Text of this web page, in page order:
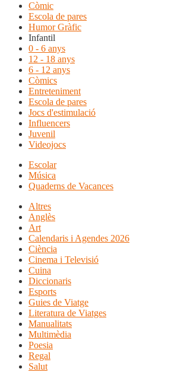
Còmic
Escola de pares
Humor Gràfic
Infantil
0 - 6 anys
12 - 18 anys
6 - 12 anys
Còmics
Entreteniment
Escola de pares
Jocs d'estimulació
Influencers
Juvenil
Videojocs
Escolar
Música
Quaderns de Vacances
Altres
Anglès
Art
Calendaris i Agendes 2026
Ciència
Cinema i Televisió
Cuina
Diccionaris
Esports
Guies de Viatge
Literatura de Viatges
Manualitats
Multimèdia
Poesia
Regal
Salut